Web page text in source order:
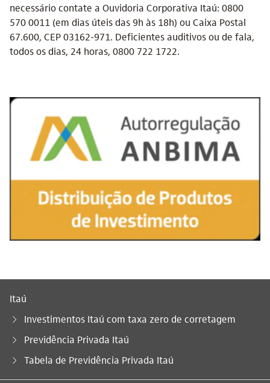
necessário contate a Ouvidoria Corporativa Itaú: 0800
570 0011 (em dias úteis das 9h às 18h) ou Caixa Postal
67.600, CEP 03162-971. Deficientes auditivos ou de fala,
todos os dias, 24 horas, 0800 722 1722.
Itaú
Investimentos Itaú com taxa zero de corretagem
Previdência Privada Itaú
Você está aqui:
Tabela de Previdência Privada Itaú